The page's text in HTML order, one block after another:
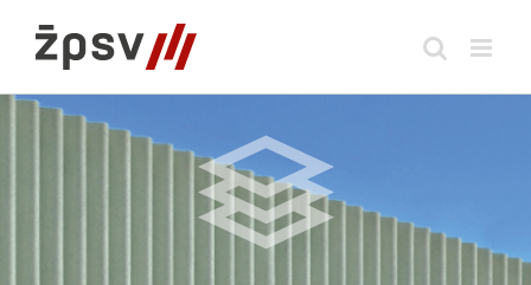
content